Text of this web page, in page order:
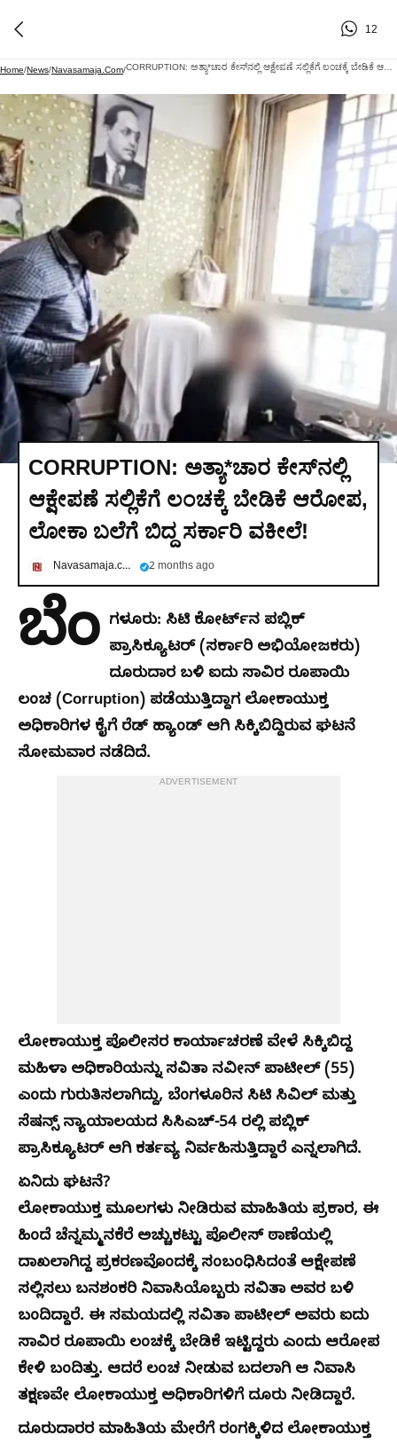
12
Home/News/Navasamaja.com/
CORRUPTION: ಅತ್ಯಾ*ಚಾರ ಕೇಸ್​​​​​​​ನಲ್ಲಿ
ಆಕ್ಷೇಪಣೆ ಸಲ್ಲಿಕೆಗೆ ಲಂಚಕ್ಕೆ ಬೇಡಿಕೆ ಆರೋಪ,
ಲೋಕಾ ಬಲೆಗೆ ಬಿದ್ದ ಸರ್ಕಾರಿ ವಕೀಲೆ!
Navasamaja.com 2 months ago
ಬೆಂ ಗಳೂರು: ಸಿಟಿ ಕೋರ್ಟ್‌ನ ಪಬ್ಲಿಕ್
ಪ್ರಾಸಿಕ್ಯೂಟರ್ (ಸರ್ಕಾರಿ ಅಭಿಯೋಜಕರು)
ದೂರುದಾರ ಬಳಿ ಐದು ಸಾವಿರ ರೂಪಾಯಿ
ಲಂಚ (Corruption) ಪಡೆಯುತ್ತಿದ್ದಾಗ ಲೋಕಾಯುಕ್ತ
ಅಧಿಕಾರಿಗಳ ಕೈಗೆ ರೆಡ್ ಹ್ಯಾಂಡ್ ಆಗಿ ಸಿಕ್ಕಿಬಿದ್ದಿರುವ ಘಟನೆ
ಸೋಮವಾರ ನಡೆದಿದೆ.
ADVERTISEMENT
ಲೋಕಾಯುಕ್ತ ಪೊಲೀಸರ ಕಾರ್ಯಾಚರಣೆ ವೇಳೆ ಸಿಕ್ಕಿಬಿದ್ದ
ಮಹಿಳಾ ಅಧಿಕಾರಿಯನ್ನು ಸವಿತಾ ನವೀನ್ ಪಾಟೀಲ್ (55)
ಎಂದು ಗುರುತಿಸಲಾಗಿದ್ದು, ಬೆಂಗಳೂರಿನ ಸಿಟಿ ಸಿವಿಲ್ ಮತ್ತು
ಸೆಷನ್ಸ್ ನ್ಯಾಯಾಲಯದ ಸಿಸಿಎಚ್-54 ರಲ್ಲಿ ಪಬ್ಲಿಕ್
ಪ್ರಾಸಿಕ್ಯೂಟರ್ ಆಗಿ ಕರ್ತವ್ಯ ನಿರ್ವಹಿಸುತ್ತಿದ್ದಾರೆ ಎನ್ನಲಾಗಿದೆ.
ಏನಿದು ಘಟನೆ?
ಲೋಕಾಯುಕ್ತ ಮೂಲಗಳು ನೀಡಿರುವ ಮಾಹಿತಿಯ ಪ್ರಕಾರ, ಈ
ಹಿಂದೆ ಚೆನ್ನಮ್ಮನಕೆರೆ ಅಚ್ಚುಕಟ್ಟು ಪೊಲೀಸ್ ಠಾಣೆಯಲ್ಲಿ
ದಾಖಲಾಗಿದ್ದ ಪ್ರಕರಣವೊಂದಕ್ಕೆ ಸಂಬಂಧಿಸಿದಂತೆ ಆಕ್ಷೇಪಣೆ
ಸಲ್ಲಿಸಲು ಬನಶಂಕರಿ ನಿವಾಸಿಯೊಬ್ಬರು ಸವಿತಾ ಅವರ ಬಳಿ
ಬಂದಿದ್ದಾರೆ. ಈ ಸಮಯದಲ್ಲಿ ಸವಿತಾ ಪಾಟೀಲ್ ಅವರು ಐದು
ಸಾವಿರ ರೂಪಾಯಿ ಲಂಚಕ್ಕೆ ಬೇಡಿಕೆ ಇಟ್ಟಿದ್ದರು ಎಂದು ಆರೋಪ
ಕೇಳಿ ಬಂದಿತ್ತು. ಆದರೆ ಲಂಚ ನೀಡುವ ಬದಲಾಗಿ ಆ ನಿವಾಸಿ
ತಕ್ಷಣವೇ ಲೋಕಾಯುಕ್ತ ಅಧಿಕಾರಿಗಳಿಗೆ ದೂರು ನೀಡಿದ್ದಾರೆ.
ದೂರುದಾರರ ಮಾಹಿತಿಯ ಮೇರೆಗೆ ರಂಗಕ್ಕಿಳಿದ ಲೋಕಾಯುಕ್ತ